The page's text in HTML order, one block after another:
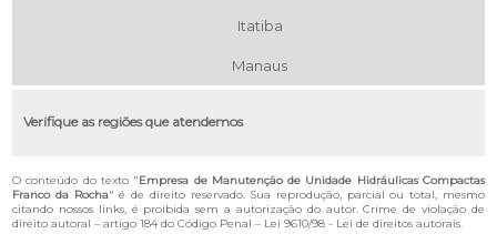
Itatiba
Manaus
Verifique as regiões que atendemos
O conteúdo do texto "Empresa de Manutenção de Unidade Hidráulicas Compactas
Franco da Rocha" é de direito reservado. Sua reprodução, parcial ou total, mesmo
citando nossos links, é proibida sem a autorização do autor. Crime de violação de
direito autoral – artigo 184 do Código Penal – Lei 9610/98 - Lei de direitos autorais.